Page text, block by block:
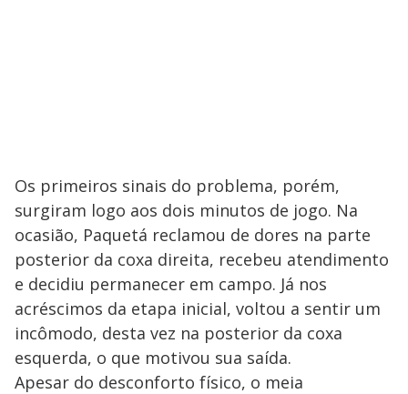
Os primeiros sinais do problema, porém,
surgiram logo aos dois minutos de jogo. Na
ocasião, Paquetá reclamou de dores na parte
posterior da coxa direita, recebeu atendimento
e decidiu permanecer em campo. Já nos
acréscimos da etapa inicial, voltou a sentir um
incômodo, desta vez na posterior da coxa
esquerda, o que motivou sua saída.
Apesar do desconforto físico, o meia